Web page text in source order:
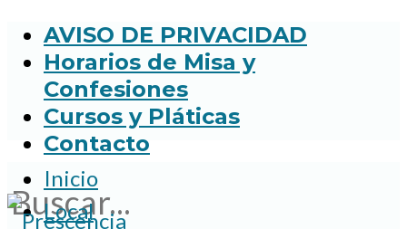
AVISO DE PRIVACIDAD
Horarios de Misa y
Confesiones
Cursos y Pláticas
Contacto
Inicio
Local